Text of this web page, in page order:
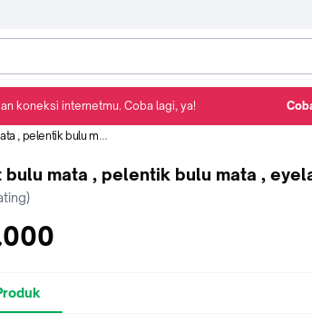
bulu mata , eyelash
mata , pelentik bulu mata ,
koneksi internetmu. Coba lagi, ya!